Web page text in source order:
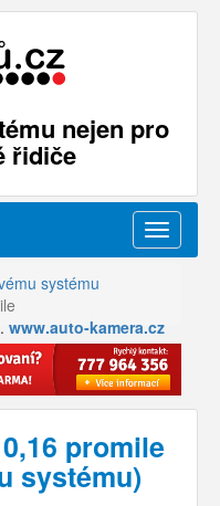
nejen pro
řidiče
Menu
systému
www.auto-kamera.cz
promile
systému)